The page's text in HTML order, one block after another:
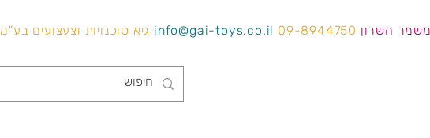
משמר השרון 09-8944750
info@gai-toys.co.il גיא סוכנויות וצעצועים בע"מ